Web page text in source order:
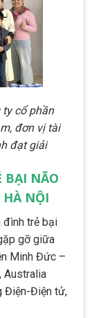
ty cổ phần
đơn vị tài
đạt giải
BẠI NÃO
NỘI
đình trẻ bại
gỡ giữa
Minh Đức –
Australia
Điện-Điện tử,